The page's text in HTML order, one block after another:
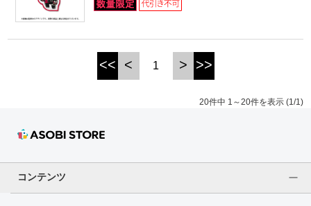
<< < 1 > >>
20件中 1～20件を表示 (1/1)
コンテンツ